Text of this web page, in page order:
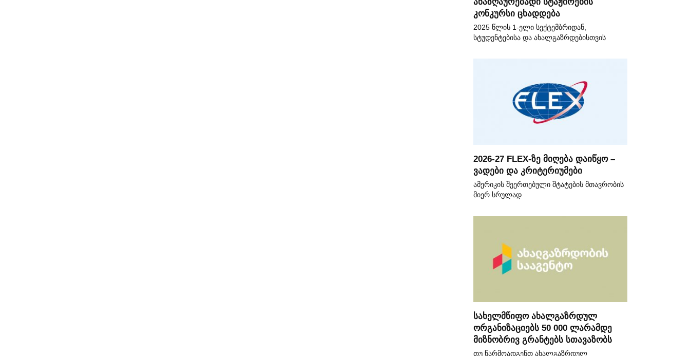
კონკურსი ცხადდება
2025 წლის 1-ელი სექტემბრიდან,
სტუდენტებისა და ახალგაზრდებისთვის
2026-27 FLEX-ზე მიღება დაიწყო –
ვადები და კრიტერიუმები
ამერიკის შეერთებული შტატების მთავრობის
მიერ სრულად
სახელმწიფო ახალგაზრდულ
ორგანიზაციებს 50 000 ლარამდე
მიზნობრივ გრანტებს სთავაზობს
თუ წარმოადგენთ ახალგაზრდულ